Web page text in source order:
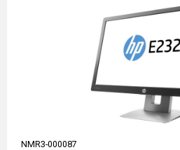
NMR3-000087